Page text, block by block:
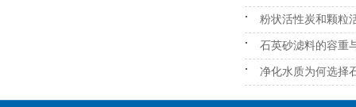
粉状活性炭和颗粒
石英砂滤料的容重
净化水质为何选择